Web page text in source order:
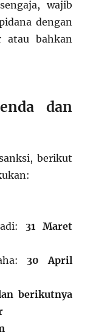
wajib
dengan
atau bahkan
dan
berikut
31 Maret
30 April
berikutnya